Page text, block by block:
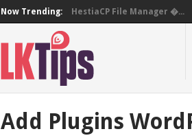
Now Trending: HestiaCP File Manager �...
Add Plugins